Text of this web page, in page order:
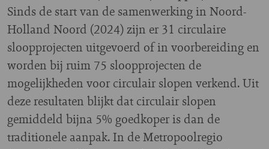
Sinds de start van de samenwerking in Noord-
Holland Noord (2024) zijn er 31 circulaire
sloopprojecten uitgevoerd of in voorbereiding en
worden bij ruim 75 sloopprojecten de
mogelijkheden voor circulair slopen verkend. Uit
deze resultaten blijkt dat circulair slopen
gemiddeld bijna 5% goedkoper is dan de
traditionele aanpak. In de Metropoolregio